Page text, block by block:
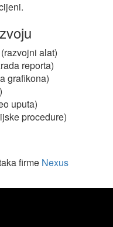
(razvojni alat)
reporta)
grafikona)
uputa)
procedure)
firme Nexus